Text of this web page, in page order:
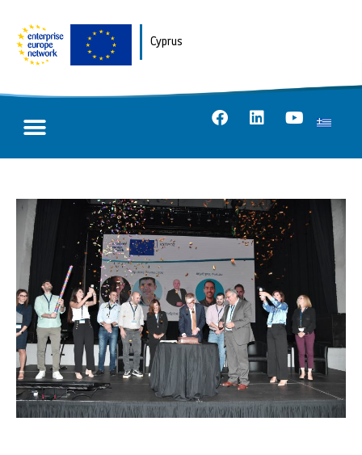
Cyprus